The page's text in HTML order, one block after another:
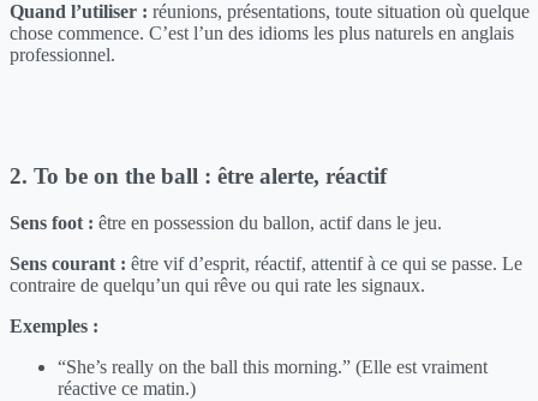
Quand l’utiliser : réunions, présentations, toute situation où quelque
chose commence. C’est l’un des idioms les plus naturels en anglais
professionnel.
2. To be on the ball : être alerte, réactif
Sens foot : être en possession du ballon, actif dans le jeu.
Sens courant : être vif d’esprit, réactif, attentif à ce qui se passe. Le
contraire de quelqu’un qui rêve ou qui rate les signaux.
Exemples :
“She’s really on the ball this morning.” (Elle est vraiment
réactive ce matin.)